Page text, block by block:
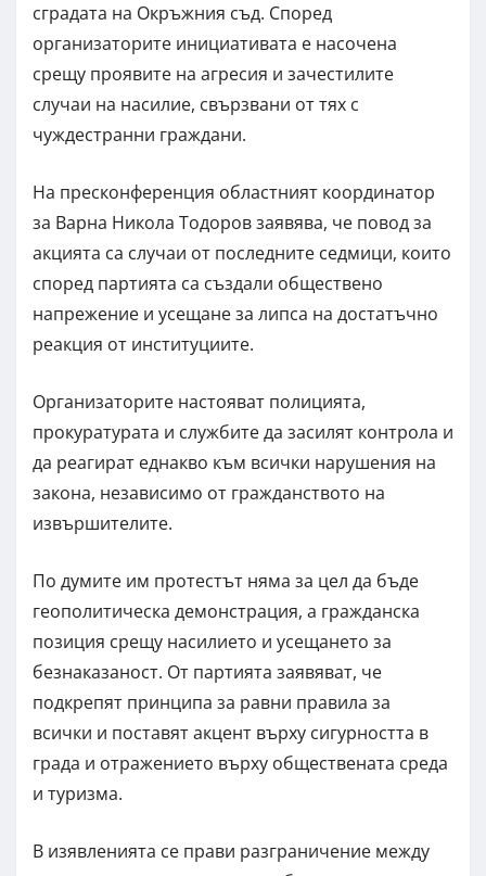
сградата на Окръжния съд. Според
организаторите инициативата е насочена
срещу проявите на агресия и зачестилите
случаи на насилие, свързвани от тях с
чуждестранни граждани.
На пресконференция областният координатор
за Варна Никола Тодоров заявява, че повод за
акцията са случаи от последните седмици, които
според партията са създали обществено
напрежение и усещане за липса на достатъчно
реакция от институциите.
Организаторите настояват полицията,
прокуратурата и службите да засилят контрола и
да реагират еднакво към всички нарушения на
закона, независимо от гражданството на
извършителите.
По думите им протестът няма за цел да бъде
геополитическа демонстрация, а гражданска
позиция срещу насилието и усещането за
безнаказаност. От партията заявяват, че
подкрепят принципа за равни правила за
всички и поставят акцент върху сигурността в
града и отражението върху обществената среда
и туризма.
В изявленията се прави разграничение между